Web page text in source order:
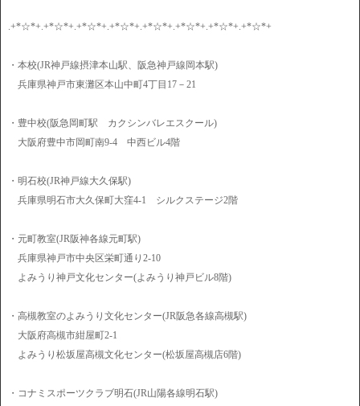
.+*☆*+.+*☆*+.+*☆*+.+*☆*+.+*☆*+.+*☆*+.+*☆*+.+*☆*+
・本校(JR神戸線摂津本山駅、阪急神戸線岡本駅)
兵庫県神戸市東灘区本山中町4丁目17－21
・豊中校(阪急岡町駅 カクシンバレエスクール)
大阪府豊中市岡町南9-4 中西ビル4階
・明石校(JR神戸線大久保駅)
兵庫県明石市大久保町大窪4-1 シルクステージ2階
・元町教室(JR阪神各線元町駅)
兵庫県神戸市中央区栄町通り2-10
よみうり神戸文化センター(よみうり神戸ビル8階)
・高槻教室のよみうり文化センター(JR阪急各線高槻駅)
大阪府高槻市紺屋町2-1
よみうり松坂屋高槻文化センター(松坂屋高槻店6階)
・コナミスポーツクラブ明石(JR山陽各線明石駅)